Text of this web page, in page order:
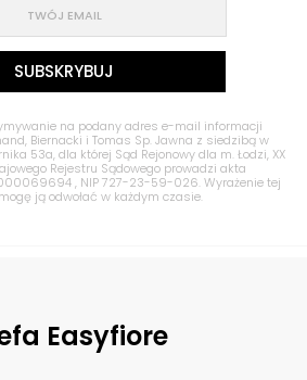
na podany adres e-mail informacji
Biernacki i Tomas Sp. Jawna z siedzibą w
53a, dla której Sąd Rejonowy dla m. Łodzi, XX
Rejestru Sądowego prowadzi akta
, NIP 727-23-59-026. Wyrażenie tej
ją odwołać w każdym czasie.
Easyfiore